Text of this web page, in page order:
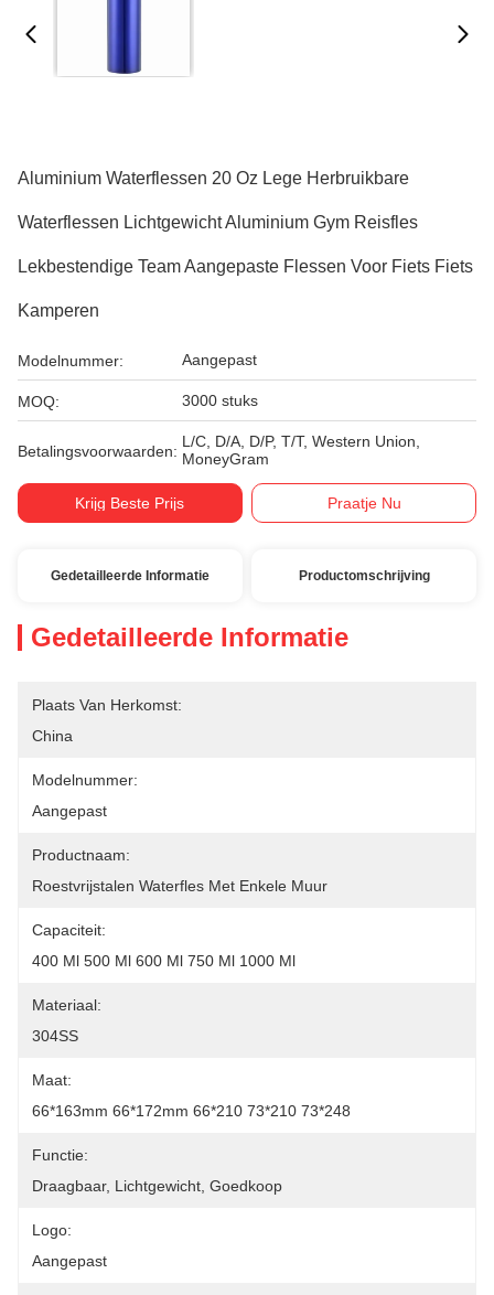
Aluminium Waterflessen 20 Oz Lege Herbruikbare
Waterflessen Lichtgewicht Aluminium Gym Reisfles
Lekbestendige Team Aangepaste Flessen Voor Fiets Fiets
Kamperen
Modelnummer: Aangepast
MOQ: 3000 stuks
Betalingsvoorwaarden:
L/C, D/A, D/P, T/T, Western Union,
MoneyGram
Krijg Beste Prijs Praatje Nu
Gedetailleerde Informatie Productomschrijving
Gedetailleerde Informatie
Plaats Van Herkomst:
China
Modelnummer:
Aangepast
Productnaam:
Roestvrijstalen Waterfles Met Enkele Muur
Capaciteit:
400 Ml 500 Ml 600 Ml 750 Ml 1000 Ml
Materiaal:
304SS
Maat:
66*163mm 66*172mm 66*210 73*210 73*248
Functie:
Draagbaar, Lichtgewicht, Goedkoop
Logo:
Aangepast